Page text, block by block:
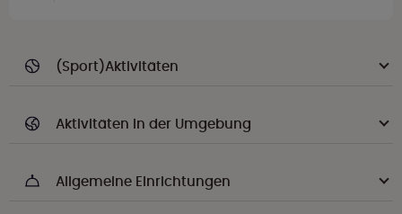
(Sport)Aktivitäten
Aktivitäten in der Umgebung
Allgemeine Einrichtungen